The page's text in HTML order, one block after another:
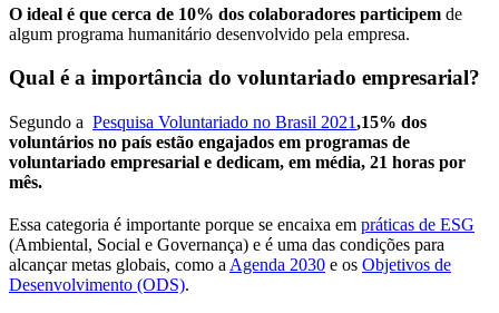
O ideal é que cerca de 10% dos colaboradores participem de
algum programa humanitário desenvolvido pela empresa.
Qual é a importância do voluntariado empresarial?
Segundo a Pesquisa Voluntariado no Brasil 2021,15% dos
voluntários no país estão engajados em programas de
voluntariado empresarial e dedicam, em média, 21 horas por
mês.
Essa categoria é importante porque se encaixa em práticas de ESG
(Ambiental, Social e Governança) e é uma das condições para
alcançar metas globais, como a Agenda 2030 e os Objetivos de
Desenvolvimento (ODS).